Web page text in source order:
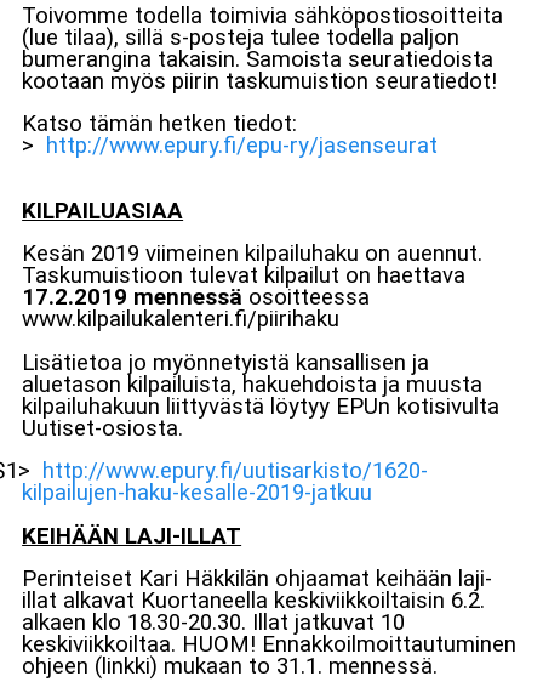
Toivomme todella toimivia sähköpostiosoitteita
(lue tilaa), sillä s-posteja tulee todella paljon
bumerangina takaisin. Samoista seuratiedoista
kootaan myös piirin taskumuistion seuratiedot!
Katso tämän hetken tiedot:
> http://www.epury.fi/epu-ry/jasenseurat
KILPAILUASIAA
Kesän 2019 viimeinen kilpailuhaku on auennut.
Taskumuistioon tulevat kilpailut on haettava
17.2.2019 mennessä osoitteessa
www.kilpailukalenteri.fi/piirihaku
Lisätietoa jo myönnetyistä kansallisen ja
aluetason kilpailuista, hakuehdoista ja muusta
kilpailuhakuun liittyvästä löytyy EPUn kotisivulta
Uutiset-osiosta.
http://www.epury.fi/uutisarkisto/1620-
kilpailujen-haku-kesalle-2019-jatkuu
KEIHÄÄN LAJI-ILLAT
Perinteiset Kari Häkkilän ohjaamat keihään laji-
illat alkavat Kuortaneella keskiviikkoiltaisin 6.2.
alkaen klo 18.30-20.30. Illat jatkuvat 10
keskiviikkoiltaa. HUOM! Ennakkoilmoittautuminen
ohjeen (linkki) mukaan to 31.1. mennessä.